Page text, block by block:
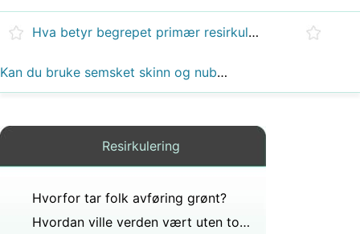
Hva betyr begrepet primær resirkulering?
Kan du bruke semsket skinn og nubuck-rens på saueskinnsstøvlene?
Resirkulering
Hvorfor tar folk avføring grønt?
Hvordan ville verden vært uten toaletter?